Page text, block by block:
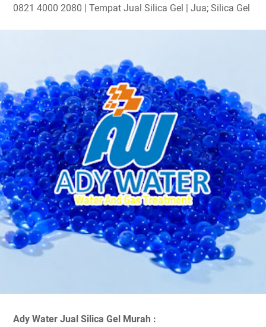
0821 4000 2080 | Tempat Jual Silica Gel | Jua; Silica Gel
Ady Water Jual Silica Gel Murah :